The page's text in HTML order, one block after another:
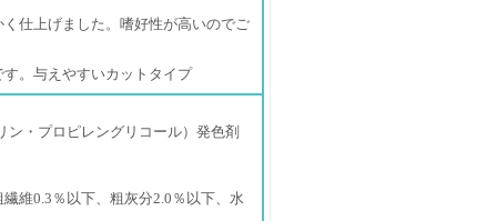
仕上げました。嗜好性が高いのでご
。与えやすいカットタイプ
・プロピレングリコール）発色剤
維0.3％以下、粗灰分2.0％以下、水